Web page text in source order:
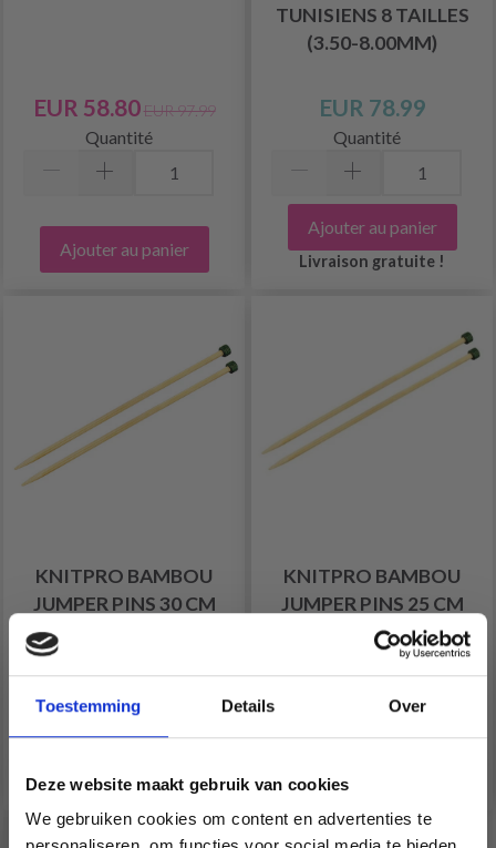
Toestemming Details Over
Deze website maakt gebruik van cookies
We gebruiken cookies om content en advertenties te
EUR 58.80 EUR 97.99
Quantité
Ajouter au panier
TUNISIENS 8 TAILLES
(3.50-8.00MM)
EUR 78.99
Quantité
Ajouter au panier
Livraison gratuite !
KNITPRO BAMBOU
JUMPER PINS 30 CM
(2.00 - 10.00MM)
EUR 6.99
KNITPRO BAMBOU
JUMPER PINS 25 CM
(2.00 - 10.00MM)